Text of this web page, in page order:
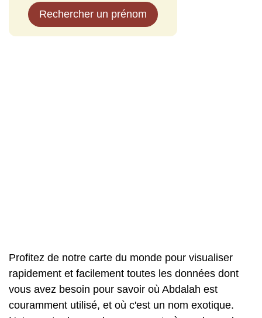
Rechercher un prénom
Profitez de notre carte du monde pour visualiser
rapidement et facilement toutes les données dont
vous avez besoin pour savoir où Abdalah est
couramment utilisé, et où c'est un nom exotique.